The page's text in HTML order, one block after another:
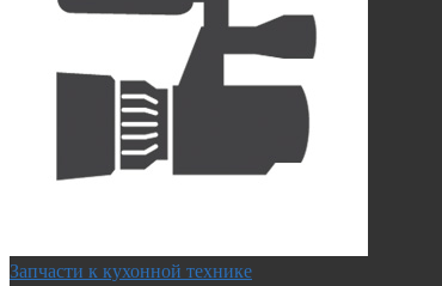
Запчасти к кухонной технике